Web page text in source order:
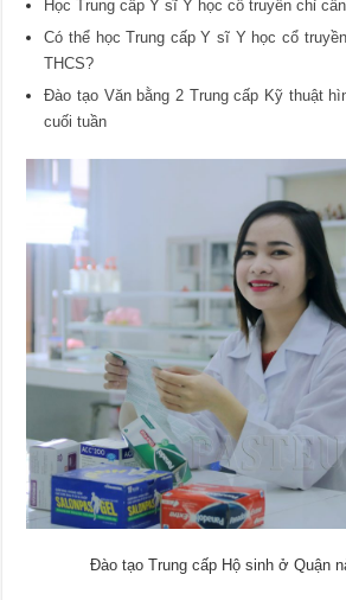
Học Trung cấp Y sĩ Y học cổ truyền chỉ
Có thể học Trung cấp Y sĩ Y học cổ
THCS?
Đào tạo Văn bằng 2 Trung cấp Kỹ thuật
cuối tuần
Đào tạo Trung cấp Hộ sinh ở Quận